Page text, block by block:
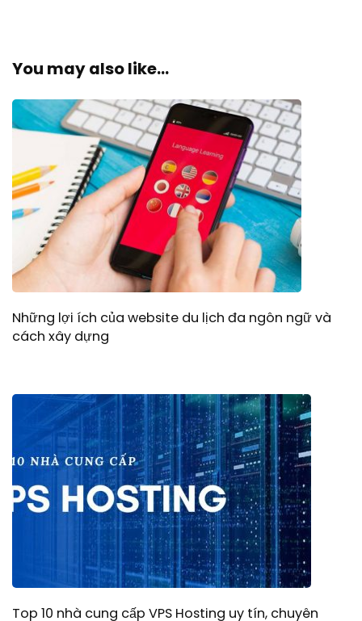
You may also like...
Những lợi ích của website du lịch đa ngôn ngữ và
cách xây dựng
Top 10 nhà cung cấp VPS Hosting uy tín, chuyên